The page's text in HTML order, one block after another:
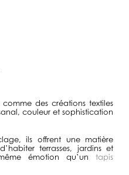
comme des créations textiles
couleur et sophistication
ils offrent une matière
terrasses, jardins et
émotion qu’untapis